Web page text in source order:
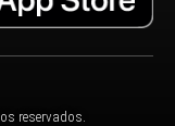
reservados.